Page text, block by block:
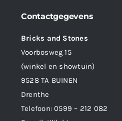
Contactgegevens
Bricks and Stones
Voorbosweg 15
(winkel en showtuin)
9528 TA BUINEN
Drenthe
Telefoon:0599 – 212 082